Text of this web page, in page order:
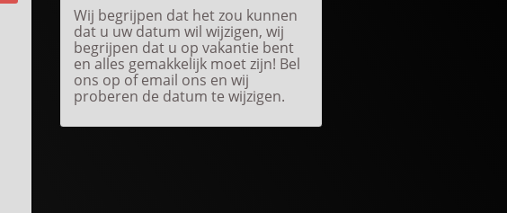
Wij begrijpen dat het zou kunnen
dat u uw datum wil wijzigen, wij
begrijpen dat u op vakantie bent
en alles gemakkelijk moet zijn! Bel
ons op of email ons en wij
proberen de datum te wijzigen.